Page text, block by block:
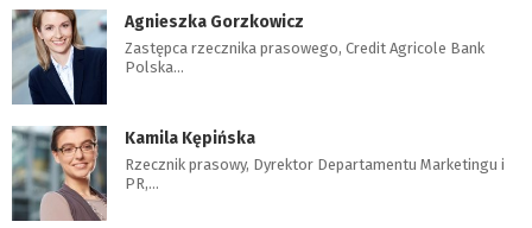
Agnieszka Gorzkowicz
Zastępca rzecznika prasowego, Credit Agricole Bank
Polska…
Kamila Kępińska
Rzecznik prasowy, Dyrektor Departamentu Marketingu i
PR,…